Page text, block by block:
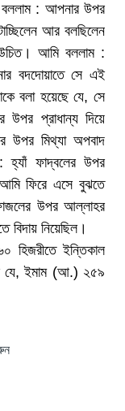
বললাম : আপনার উপর
আর বলছিলেন
আমি বললাম :
বদদোয়াতে সে এই
বলা হয়েছে যে, সে
উপর প্রাধান্য দিয়ে
উপর মিথ্যা অপবাদ
ফাদ্বলের উপর
ফিরে এসে বুঝতে
উপর আল্লাহর
বিদায় নিয়েছিল।
হিজরীতে ইন্তিকাল
যে, ইমাম (আ.) ২৫৯